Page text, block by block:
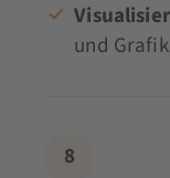
und
8